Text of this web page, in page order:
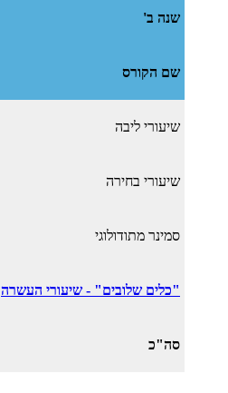
שנה ב'
שם הקורס
שיעורי ליבה
שיעורי בחירה
סמינר מתודולוגי
"כלים שלובים" - שיעורי העשרה
סה"כ